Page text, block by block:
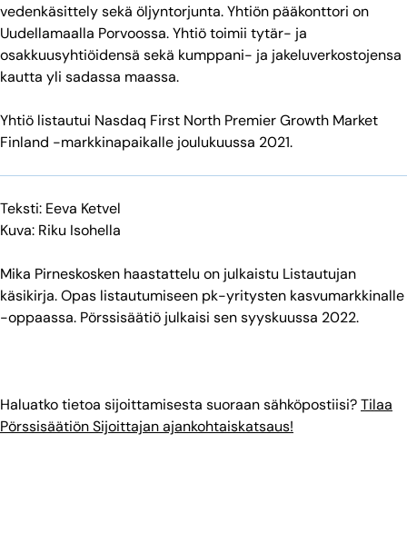
vedenkäsittely sekä öljyntorjunta. Yhtiön pääkonttori on
Uudellamaalla Porvoossa. Yhtiö toimii tytär- ja
osakkuusyhtiöidensä sekä kumppani- ja jakeluverkostojensa
kautta yli sadassa maassa.
Yhtiö listautui Nasdaq First North Premier Growth Market
Finland -markkinapaikalle joulukuussa 2021.
Teksti: Eeva Ketvel
Kuva: Riku Isohella
Mika Pirneskosken haastattelu on julkaistu Listautujan
käsikirja. Opas listautumiseen pk-yritysten kasvumarkkinalle
-oppaassa. Pörssisäätiö julkaisi sen syyskuussa 2022.
Haluatko tietoa sijoittamisesta suoraan sähköpostiisi?Tilaa
Pörssisäätiön Sijoittajan ajankohtaiskatsaus!